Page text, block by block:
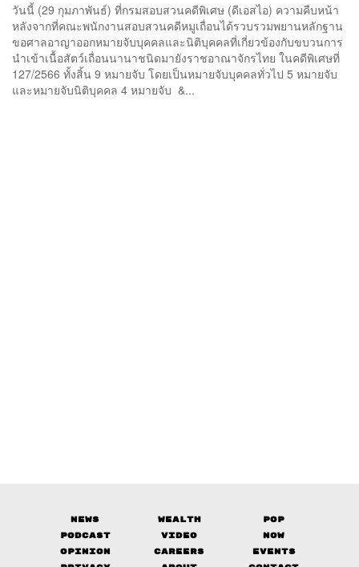
วันนี้ (29 กุมภาพันธ์) ที่กรมสอบสวนคดีพิเศษ (ดีเอสไอ) ความคืบหน้า
หลังจากที่คณะพนักงานสอบสวนคดีหมูเถื่อนได้รวบรวมพยานหลักฐาน
ขอศาลอาญาออกหมายจับบุคคลและนิติบุคคลที่เกี่ยวข้องกับขบวนการ
นำเข้าเนื้อสัตว์เถื่อนนานาชนิดมายังราชอาณาจักรไทย ในคดีพิเศษที่
127/2566 ทั้งสิ้น 9 หมายจับ โดยเป็นหมายจับบุคคลทั่วไป 5 หมายจับ
และหมายจับนิติบุคคล 4 หมายจับ &...
News Wealth
Pop
Podcast
Video
Now
Opinion
Careers
Events